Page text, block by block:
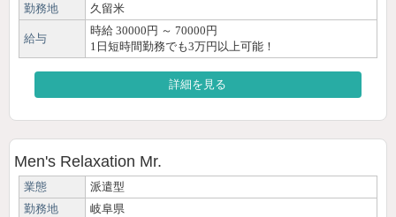
勤務地
久留米
給与
時給 30000円 ～ 70000円
1日短時間勤務でも3万円以上可能！
詳細を見る
Men's Relaxation Mr.
業態
派遣型
勤務地
岐阜県